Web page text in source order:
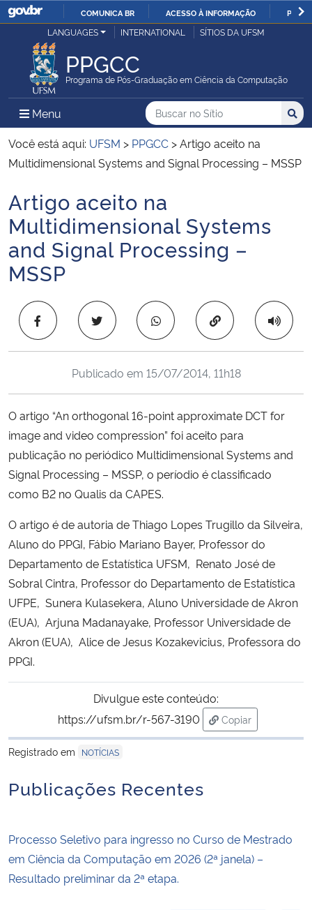
IR
COMUNICA BR ACESSO À INFORMAÇÃO
Ministério da Justiça e Segurança Pública
Ministério da Defesa
Ministério das Relações Exteriores
Ministério da Infraestrutura
Ministério da Agricultura, Pecuária e Abastecimento
Ministério da Cidadania
Ministério de Minas e Energia
Ministério da Ciência, Tecnologia, Inovações e Comunicações
Ministério do Meio Ambiente
Ministério do Desenvolvimento Regional
Controladoria-Geral da União
Ministério da Mulher, da Família e dos Direitos Humanos
Secretaria-Geral
Planalto
LANGUAGES INTERNATIONAL SÍTIOS DA UFSM
PPGCC
Programa de Pós-Graduação em Ciência da Computação
Menu Menu Principal do Sítio
Busca
Buscar no no Sítio
Busca:
Você está aqui: UFSM > PPGCC >Artigo aceito na
Multidimensional Systems and Signal Processing – MSSP
Início do conteúdo
Artigo aceito na
Multidimensional Systems
and Signal Processing –
MSSP
Copiar para área
Publicado em 15/07/2014, 11h18
O artigo “An orthogonal 16-point approximate DCT for
image and video compression” foi aceito para
publicação no periódico Multidimensional Systems and
Signal Processing – MSSP, o períodio é classificado
como B2 no Qualis da CAPES.
O artigo é de autoria de Thiago Lopes Trugillo da Silveira,
Aluno do PPGI, Fábio Mariano Bayer, Professor do
Departamento de Estatística UFSM, Renato José de
Sobral Cintra, Professor do Departamento de Estatística
UFPE, Sunera Kulasekera, Aluno Universidade de Akron
(EUA), Arjuna Madanayake, Professor Universidade de
Akron (EUA), Alice de Jesus Kozakevicius, Professora do
PPGI.
Divulgue este conteúdo:
https://ufsm.br/r-567-3190
Copiar
para área de
Registrado em
NOTÍCIAS
Publicações Recentes
Processo Seletivo para ingresso no Curso de Mestrado
em Ciência da Computação em 2026 (2ª janela) –
Resultado preliminar da 2ª etapa.